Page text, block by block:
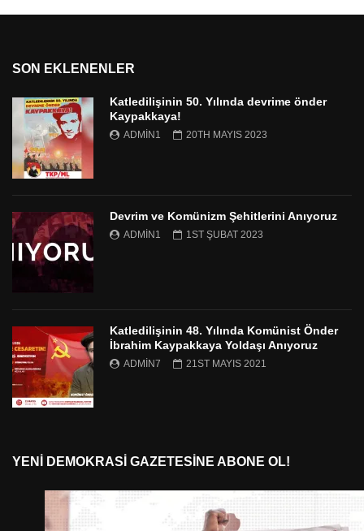
SON EKLENENLER
Katledilişinin 50. Yılında devrime önder
Kaypakkaya!
ADMIN1 20TH MAYIS 2023
Devrim ve Komünizm Şehitlerini Anıyoruz
ADMIN1 1ST ŞUBAT 2023
Katledilişinin 48. Yılında Komünist Önder
İbrahim Kaypakkaya Yoldaşı Anıyoruz
ADMIN7 21ST MAYIS 2021
YENI DEMOKRASI GAZETESINE ABONE OL!